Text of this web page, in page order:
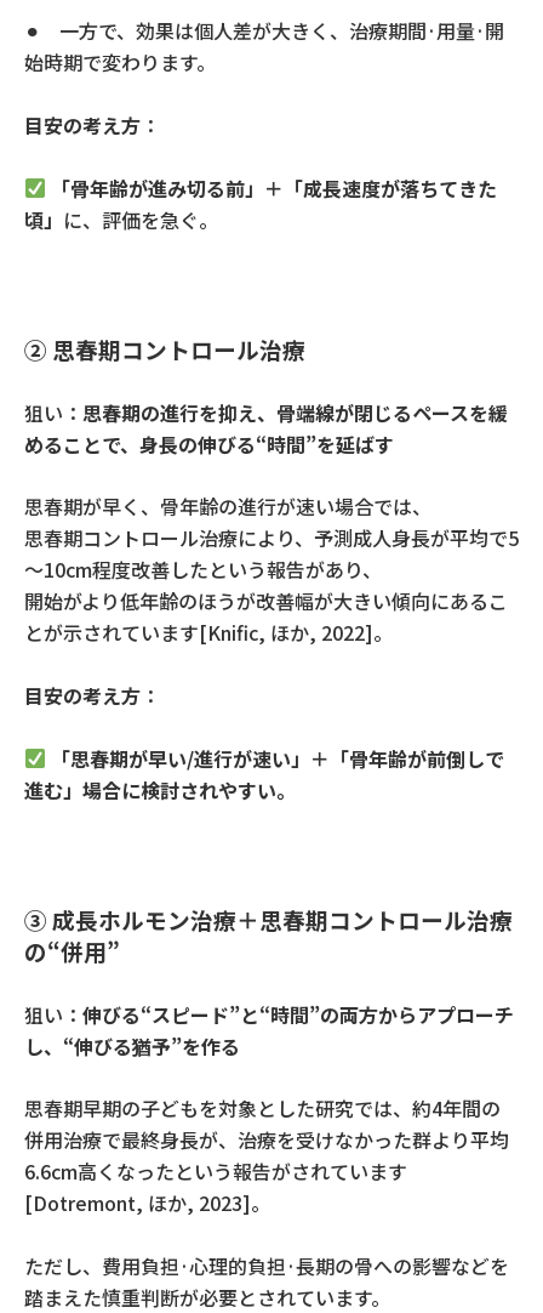
⚫︎ 一方で、効果は個人差が大きく、治療期間·用量·開
始時期で変わります。
目安の考え方 ：
「骨年齢が進み切る前」＋「成長速度が落ちてきた
頃」 に、評価を急ぐ。
② 思春期コントロール治療
狙い： 思春期の進行を抑え、骨端線が閉じるペースを緩
めることで、身長の伸びる“時間”を延ばす
思春期が早く、骨年齢の進行が速い場合では、
思春期コントロール治療により、予測成人身長が平均で5
～10cm程度改善したという報告があり、
開始がより低年齢のほうが改善幅が大きい傾向にあるこ
とが示されています[Knific, ほか, 2022]。
目安の考え方 ：
「思春期が早い/進行が速い」＋「骨年齢が前倒しで
進む」場合に検討されやすい。
③成長ホルモン治療＋思春期コントロール治療
の“併用”
狙い： 伸びる“スピード”と“時間”の両方からアプローチ
し、 “伸びる猶予”を作る
思春期早期の子どもを対象とした研究では、約4年間の
併用治療で最終身長が、治療を受けなかった群より平均
6.6cm高くなったという報告がされています
[Dotremont, ほか, 2023]。
ただし、費用負担·心理的負担·長期の骨への影響などを
踏まえた慎重判断が必要とされています。